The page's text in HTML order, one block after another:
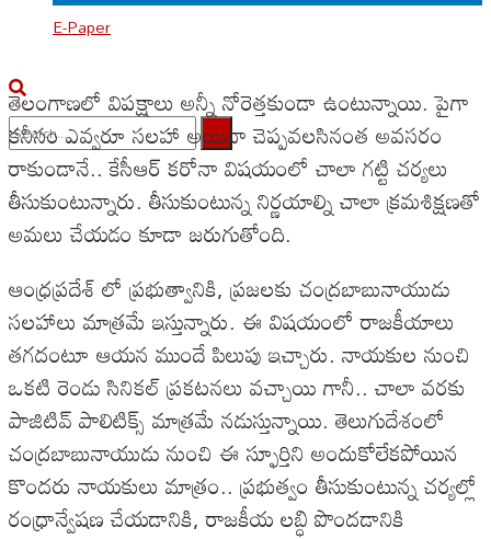
E-Paper
No Result
View All Result
తెలంగాణలో విపక్షాలు అన్నీ నోరెత్తకుండా ఉంటున్నాయి. పైగా
కనీసం ఎవ్వరూ సలహా అయినా చెప్పవలసినంత అవసరం
రాకుండానే.. కేసీఆర్ కరోనా విషయంలో చాలా గట్టి చర్యలు
తీసుకుంటున్నారు. తీసుకుంటున్న నిర్ణయాల్ని చాలా క్రమశిక్షణతో
అమలు చేయడం కూడా జరుగుతోంది.
ఆంధ్రప్రదేశ్ లో ప్రభుత్వానికి, ప్రజలకు చంద్రబాబునాయుడు
సలహాలు మాత్రమే ఇస్తున్నారు. ఈ విషయంలో రాజకీయాలు
తగదంటూ ఆయన ముందే పిలుపు ఇచ్చారు. నాయకుల నుంచి
ఒకటి రెండు సినికల్ ప్రకటనలు వచ్చాయి గానీ.. చాలా వరకు
పాజిటివ్ పాలిటిక్స్ మాత్రమే నడుస్తున్నాయి. తెలుగుదేశంలో
చంద్రబాబునాయుడు నుంచి ఈ స్ఫూర్తిని అందుకోలేకపోయిన
కొందరు నాయకులు మాత్రం.. ప్రభుత్వం తీసుకుంటున్న చర్యల్లో
రంధ్రాన్వేషణ చేయడానికి, రాజకీయ లబ్ధి పొందడానికి